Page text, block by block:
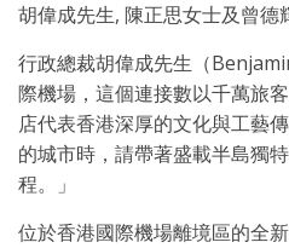
胡偉成先生, 陳正思女士及曾德
行政總裁胡偉成先生（
際機場，這個連接數以千萬旅
店代表香港深厚的文化與工藝
的城市時，請帶著盛載半島獨
程。」
位於香港國際機場離境區的全